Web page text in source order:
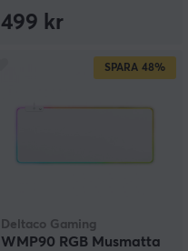
499 kr
SPARA 48%
Deltaco Gaming
WMP90 RGB Musmatta